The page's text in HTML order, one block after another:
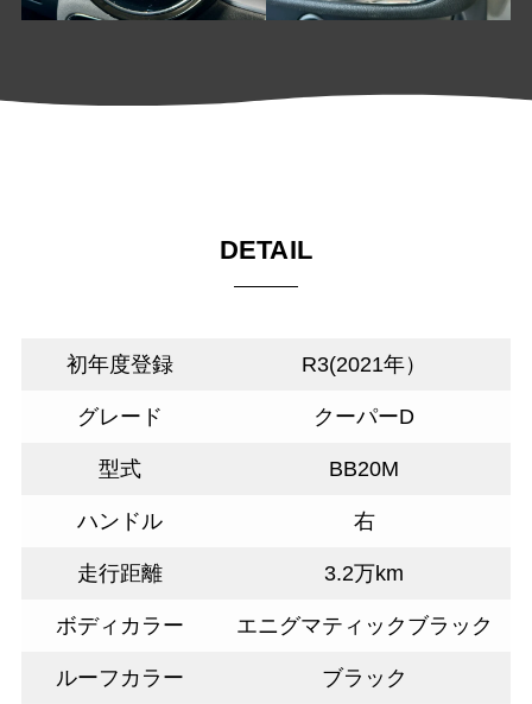
DETAIL
初年度登録 R3(2021年）
グレード クーパーD
型式 BB20M
ハンドル 右
走行距離 3.2万km
ボディカラー エニグマティックブラック
ルーフカラー ブラック